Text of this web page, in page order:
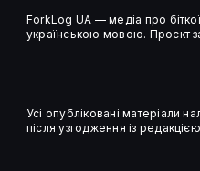
ForkLog UA — медіа про
українською мовою. Проєкт
Усі опубліковані матеріали
після узгодження із